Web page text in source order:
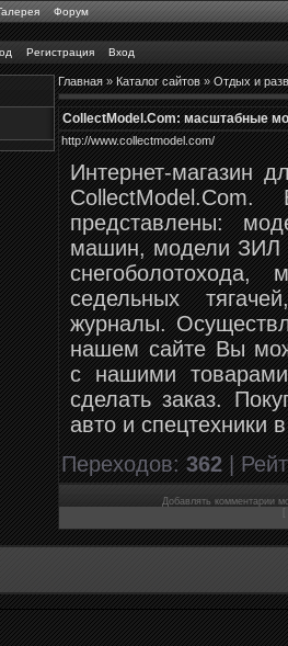
Форум
Регистрация Вход
Главная»Каталог сайтов»Отдых и
CollectModel.Com: масштабные
http://www.collectmodel.com/
Интернет-магазин
представлены:
машин, модели ЗИЛ
седельных
журналы.
нашем сайте Вы
с нашими
сделать заказ.
авто и спецтехники
Переходов:362|
Добавлять комментарии